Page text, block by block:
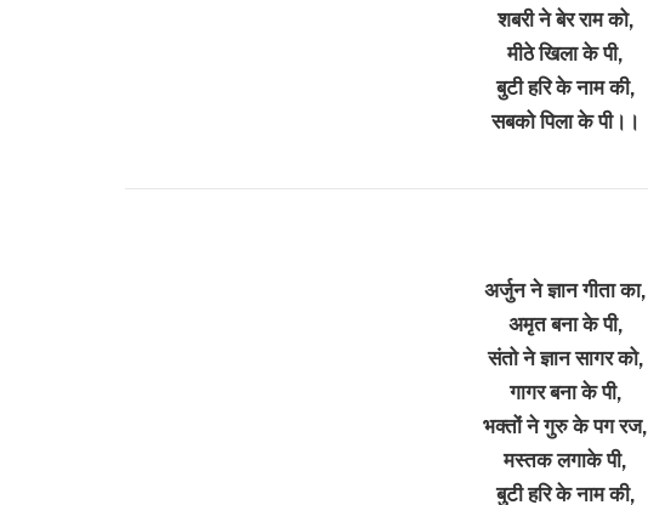
शबरी ने बेर राम को,
मीठे खिला के पी,
बुटी हरि के नाम की,
सबको पिला के पी।।
अर्जुन ने ज्ञान गीता का,
अमृत बना के पी,
संतो ने ज्ञान सागर को,
गागर बना के पी,
भक्तों ने गुरु के पग रज,
मस्तक लगाके पी,
बुटी हरि के नाम की,